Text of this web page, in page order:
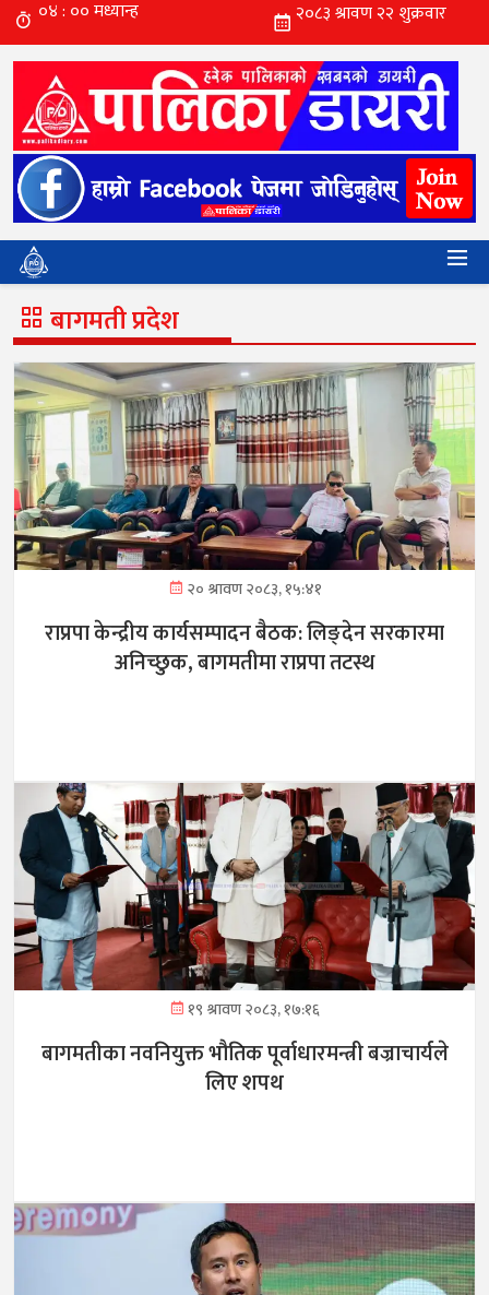
बागमती प्रदेश
२० श्रावण २०८३, १५:४१
राप्रपा केन्द्रीय कार्यसम्पादन बैठक: लिङ्देन सरकारमा
अनिच्छुक, बागमतीमा राप्रपा तटस्थ
१९ श्रावण २०८३, १७:१६
बागमतीका नवनियुक्त भौतिक पूर्वाधारमन्त्री बज्राचार्यले
लिए शपथ